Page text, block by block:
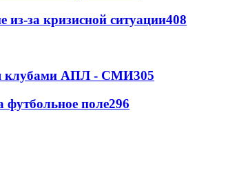
за кризисной ситуации408
клубами АПЛ - СМИ305
футбольное поле296